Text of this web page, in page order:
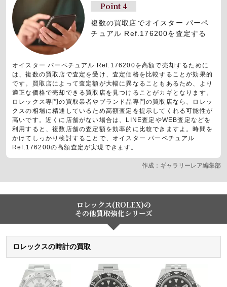
Point 4
複数の買取店でオイスター パーペ
チュアル Ref.176200を査定する
オイスター パーペチュアル Ref.176200を高額で売却するために
は、複数の買取店で査定を受け、査定価格を比較することが効果的
です。買取店によって査定額が大幅に異なることもあるため、より
適正な価格で売却できる買取店を見つけることがカギとなります。
ロレックス専門の買取業者やブランド品専門の買取店なら、ロレッ
クスの相場に精通しているため高額査定を提示してくれる可能性が
高いです。近くに店舗がない場合は、LINE査定やWEB査定などを
利用すると、複数店舗の査定額を効率的に比較できますよ。時間を
かけてしっかり検討することで、オイスター パーペチュアル
Ref.176200の高額査定が実現できます。
作成：ギャラリーレア編集部
ロレックス(ROLEX)の
その他買取強化シリーズ
ロレックスの時計の買取